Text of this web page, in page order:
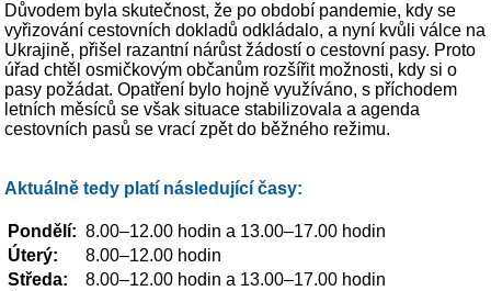
Důvodem byla skutečnost, že po období pandemie, kdy se
vyřizování cestovních dokladů odkládalo, a nyní kvůli válce na
Ukrajině, přišel razantní nárůst žádostí o cestovní pasy. Proto
úřad chtěl osmičkovým občanům rozšířit možnosti, kdy si o
pasy požádat. Opatření bylo hojně využíváno, s příchodem
letních měsíců se však situace stabilizovala a agenda
cestovních pasů se vrací zpět do běžného režimu.
Aktuálně tedy platí následující časy:
Pondělí: 8.00–12.00 hodin a 13.00–17.00 hodin
Úterý:
8.00–12.00 hodin
Středa:
8.00–12.00 hodin a 13.00–17.00 hodin